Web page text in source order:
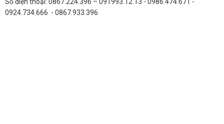
0924.734.666 - 0867.933.396